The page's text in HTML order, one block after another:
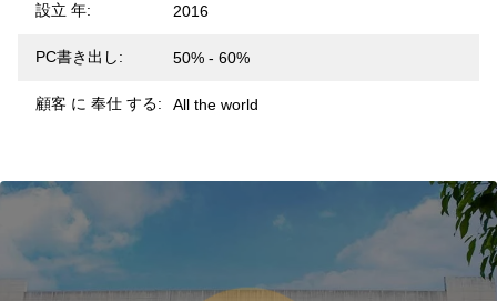
設立 年: 2016
PC書き出し: 50% - 60%
顧客 に 奉仕 する: All the world